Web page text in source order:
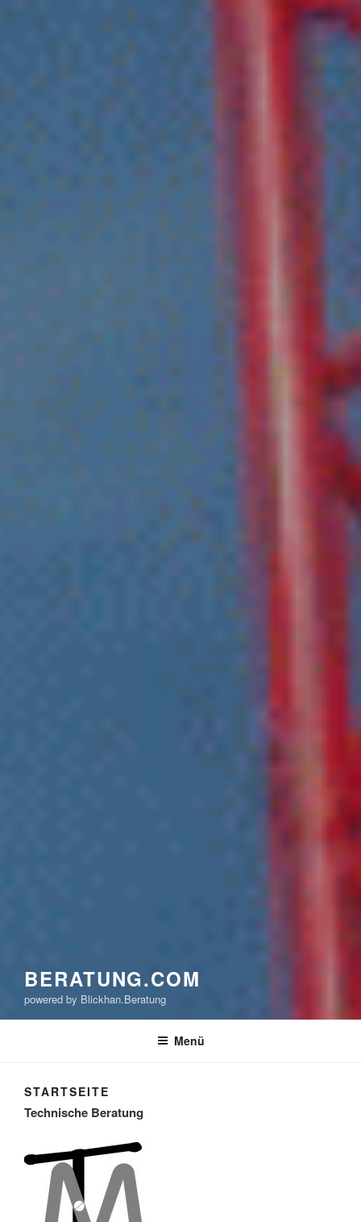
BERATUNG.COM
powered by Blickhan.Beratung
Menü
STARTSEITE
Technische Beratung